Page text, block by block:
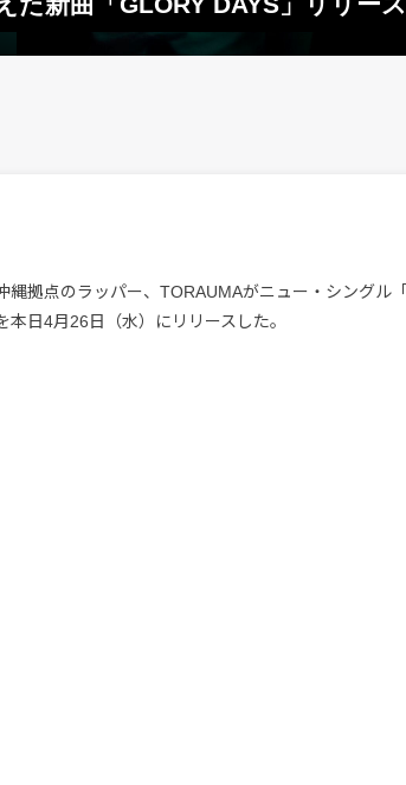
縄拠点のラッパー、TORAUMAがニュー・シングル
本日4月26日（水）にリリースした。